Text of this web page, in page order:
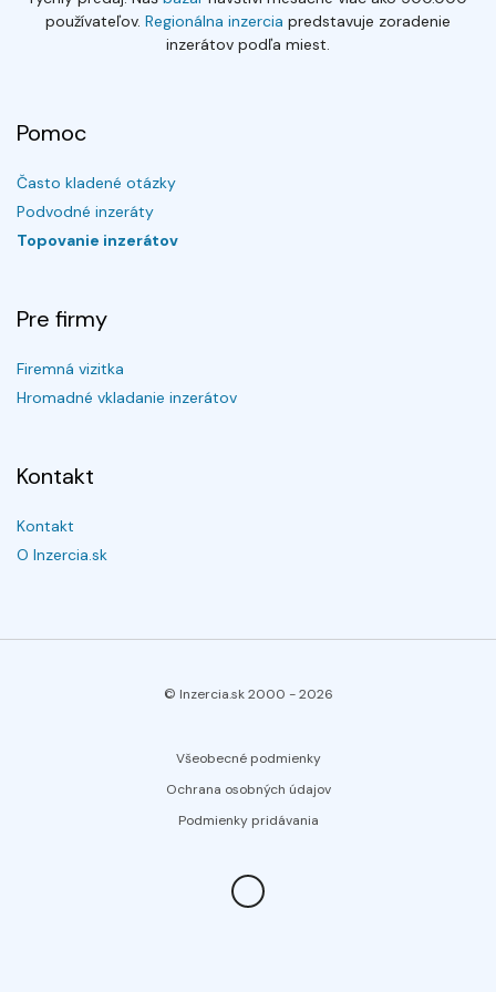
používateľov. Regionálna inzercia predstavuje zoradenie
inzerátov podľa miest.
Pomoc
Často kladené otázky
Podvodné inzeráty
Topovanie inzerátov
Pre firmy
Firemná vizitka
Hromadné vkladanie inzerátov
Kontakt
Kontakt
O Inzercia.sk
© Inzercia.sk 2000 -2026
Všeobecné podmienky
Ochrana osobných údajov
Podmienky pridávania